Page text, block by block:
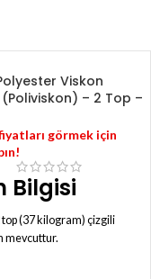
Viskon
– 2 Top –
görmek için
Bilgisi
top (37 kilogram) çizgili
mevcuttur.
cinsinden verilmiştir.
yaklaşık 5-6 metre kumaş